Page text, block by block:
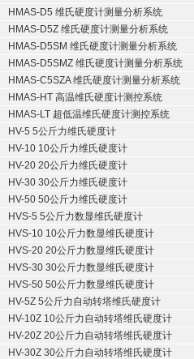
HMAS-D5 维氏硬度计测量分析系统
HMAS-D5Z 维氏硬度计测量分析系统
HMAS-D5SM 维氏硬度计测量分析系统
HMAS-D5SMZ 维氏硬度计测量分析系统
HMAS-C5SZA 维氏硬度计测量分析系统
HMAS-HT 高温维氏硬度计测控系统
HMAS-LT 超低温维氏硬度计测控系统
HV-5 5公斤力维氏硬度计
HV-10 10公斤力维氏硬度计
HV-20 20公斤力维氏硬度计
HV-30 30公斤力维氏硬度计
HV-50 50公斤力维氏硬度计
HVS-5 5公斤力数显维氏硬度计
HVS-10 10公斤力数显维氏硬度计
HVS-20 20公斤力数显维氏硬度计
HVS-30 30公斤力数显维氏硬度计
HVS-50 50公斤力数显维氏硬度计
HV-5Z 5公斤力自动转塔维氏硬度计
HV-10Z 10公斤力自动转塔维氏硬度计
HV-20Z 20公斤力自动转塔维氏硬度计
HV-30Z 30公斤力自动转塔维氏硬度计